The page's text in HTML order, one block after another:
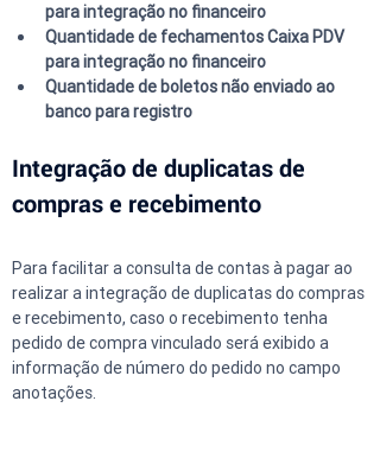
para integração no financeiro
Quantidade de fechamentos Caixa PDV
para integração no financeiro
Quantidade de boletos não enviado ao
banco para registro
Integração de duplicatas de
compras e recebimento
Para facilitar a consulta de contas à pagar ao
realizar a integração de duplicatas do compras
e recebimento, caso o recebimento tenha
pedido de compra vinculado será exibido a
informação de número do pedido no campo
anotações.